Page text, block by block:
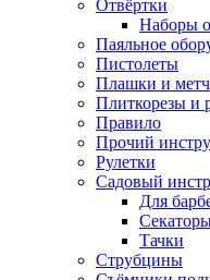
Отвёртки
Наборы
Паяльное
Пистолеты
Плашки и
Плиткорезы и
Правило
Прочий
Рулетки
Садовый
Для
Тачки
Струбцины